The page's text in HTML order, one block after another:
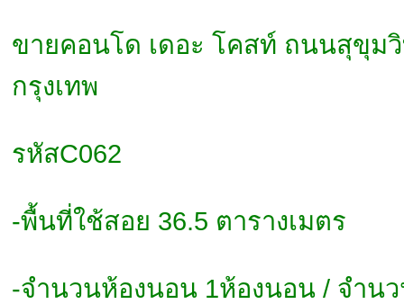
ขายคอนโด เดอะ โคสท์ ถนนสุขุม
กรุงเทพ
รหัสC062
-พื้นที่ใช้สอย 36.5 ตารางเมตร
-จำนวนห้องนอน 1ห้องนอน / จำน